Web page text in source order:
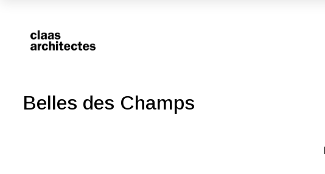
Belles des Champs